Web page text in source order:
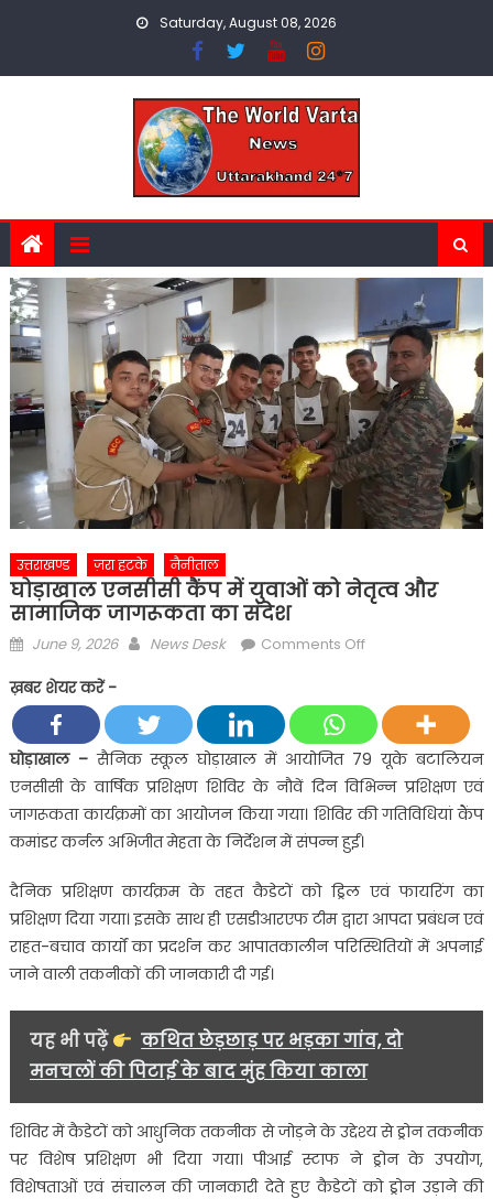
Saturday, August 08, 2026
उत्तराखण्ड ज़रा हटके नैनीताल
घोड़ाखाल एनसीसी कैंप में युवाओं को नेतृत्व और
सामाजिक जागरूकता का संदेश
Posted
June 9, 2026 Author
News Desk Comments Offon
कैंप
में
युवाओं
को
नेतृत्व
और
जागरूकता
का
संदेश
ख़बर शेयर करें -
घोड़ाखाल –सैनिक स्कूल घोड़ाखाल में आयोजित 79 यूके बटालियन
एनसीसी के वार्षिक प्रशिक्षण शिविर के नौवें दिन विभिन्न प्रशिक्षण एवं
जागरूकता कार्यक्रमों का आयोजन किया गया। शिविर की गतिविधियां कैंप
कमांडर कर्नल अभिजीत मेहता के निर्देशन में संपन्न हुईं।
दैनिक प्रशिक्षण कार्यक्रम के तहत कैडेटों को ड्रिल एवं फायरिंग का
प्रशिक्षण दिया गया। इसके साथ ही एसडीआरएफ टीम द्वारा आपदा प्रबंधन एवं
राहत-बचाव कार्यों का प्रदर्शन कर आपातकालीन परिस्थितियों में अपनाई
जाने वाली तकनीकों की जानकारी दी गई।
यह भी पढ़ें
कथित छेड़छाड़ पर भड़का गांव, दो
मनचलों की पिटाई के बाद मुंह किया काला
शिविर में कैडेटों को आधुनिक तकनीक से जोड़ने के उद्देश्य से ड्रोन तकनीक
पर विशेष प्रशिक्षण भी दिया गया। पीआई स्टाफ ने ड्रोन के उपयोग,
विशेषताओं एवं संचालन की जानकारी देते हुए कैडेटों को ड्रोन उड़ाने की